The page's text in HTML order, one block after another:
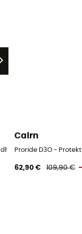
- Herren
Cairn
Proride D3O -
62,90 € 109,90 €